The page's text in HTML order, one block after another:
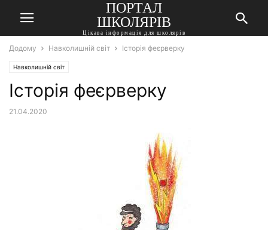
ПОРТАЛ
ШКОЛЯРІВ
Цікава інформація для школярів
Додому Навколишній світ Історія феєрверку
Навколишній світ
Історія феєрверку
21.04.2020